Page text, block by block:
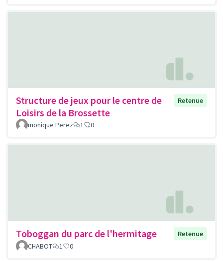
Structure de jeux pour le centre de
Loisirs de la Brossette
Retenue
monique Perez 1 0
Toboggan du parc de l'hermitage
Retenue
CHABOT
1 0